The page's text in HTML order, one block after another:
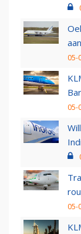
05-
05-
05-